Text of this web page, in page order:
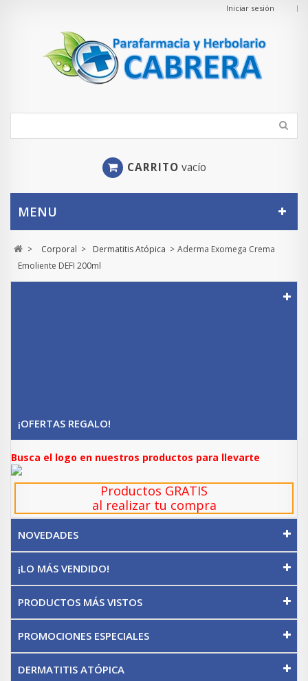
Iniciar sesión
CARRITO vacío
MENU
> Corporal > Dermatitis Atópica > Aderma Exomega Crema
Emoliente DEFI 200ml
¡OFERTAS REGALO!
Busca el logo en nuestros productos para llevarte
Productos GRATIS
al realizar tu compra
NOVEDADES
¡LO MÁS VENDIDO!
PRODUCTOS MÁS VISTOS
PROMOCIONES ESPECIALES
DERMATITIS ATÓPICA